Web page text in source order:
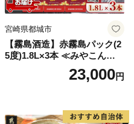
宮崎県都城市
【霧島酒造】赤霧島パック(2
5度)1.8L×3本 ≪みやこんじょ
特急便≫_23-07-K03P-1800-3
23,000円